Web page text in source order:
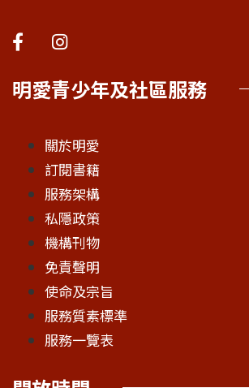
明愛青少年及社區服務
關於明愛
訂閱書籍
服務架構
私隱政策
機構刊物
免責聲明
使命及宗旨
服務質素標準
服務一覽表